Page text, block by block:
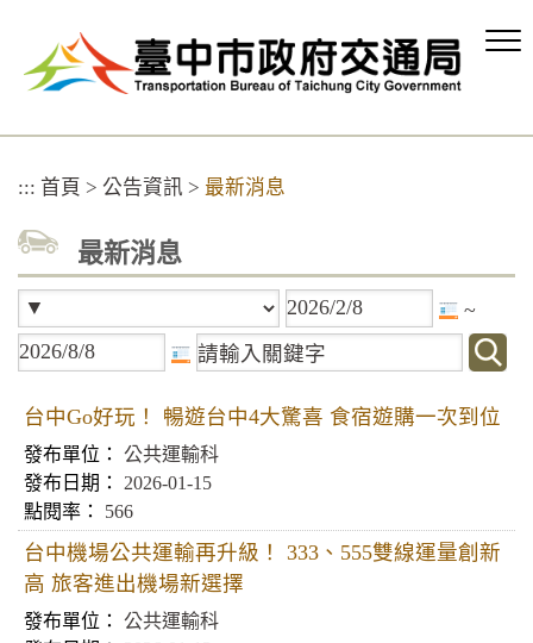
容
::: 首頁 > 公告資訊 > 最新消息
最新消息
~
台中Go好玩！ 暢遊台中4大驚喜 食宿遊購一次到位
公共運輸科
2026-01-15
566
台中機場公共運輸再升級！ 333、555雙線運量創新
高 旅客進出機場新選擇
公共運輸科